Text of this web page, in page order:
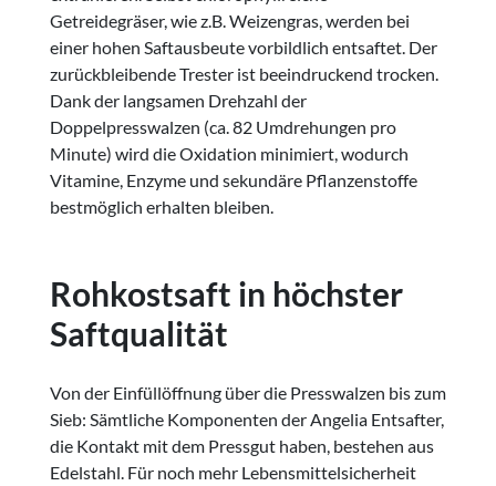
Getreidegräser, wie z.B. Weizengras, werden bei
einer hohen Saftausbeute vorbildlich entsaftet. Der
zurückbleibende Trester ist beeindruckend trocken.
Dank der langsamen Drehzahl der
Doppelpresswalzen (ca. 82 Umdrehungen pro
Minute) wird die Oxidation minimiert, wodurch
Vitamine, Enzyme und sekundäre Pflanzenstoffe
bestmöglich erhalten bleiben.
Rohkostsaft in höchster
Saftqualität
Von der Einfüllöffnung über die Presswalzen bis zum
Sieb: Sämtliche Komponenten der Angelia Entsafter,
die Kontakt mit dem Pressgut haben, bestehen aus
Edelstahl. Für noch mehr Lebensmittelsicherheit